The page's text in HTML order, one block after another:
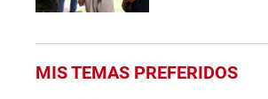
MIS TEMAS PREFERIDOS